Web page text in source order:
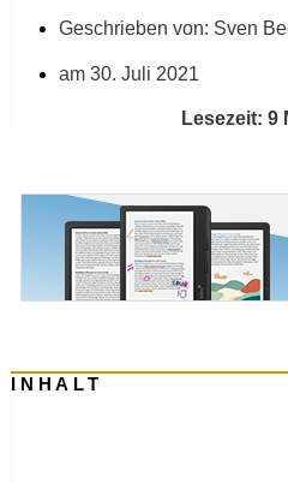
Geschrieben von: Sven
am 30. Juli 2021
Lesezeit: 9
INHALT